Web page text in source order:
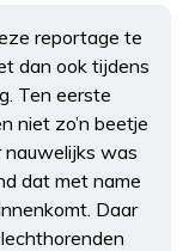
reportage te
dan ook tijdens
Ten eerste
niet zo’n beetje
nauwelijks was
dat met name
Daar